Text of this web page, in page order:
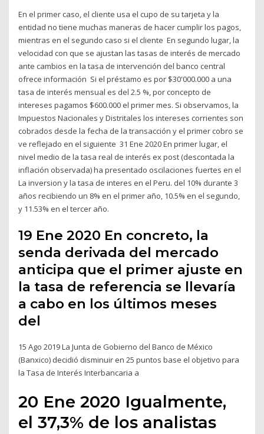
En el primer caso, el cliente usa el cupo de su tarjeta y la
entidad no tiene muchas maneras de hacer cumplir los pagos,
mientras en el segundo caso si el cliente En segundo lugar, la
velocidad con que se ajustan las tasas de interés de mercado
ante cambios en la tasa de intervención del banco central
ofrece información Si el préstamo es por $30'000.000 a una
tasa de interés mensual es del 2.5 %, por concepto de
intereses pagamos $600.000 el primer mes. Si observamos, la
Impuestos Nacionales y Distritales los intereses corrientes son
cobrados desde la fecha de la transacción y el primer cobro se
ve reflejado en el siguiente 31 Ene 2020 En primer lugar, el
nivel medio de la tasa real de interés ex post (descontada la
inflación observada) ha presentado oscilaciones fuertes en el
La inversion y la tasa de interes en el Peru. del 10% durante 3
años recibiendo un 8% en el primer año, 10.5% en el segundo,
y 11.53% en el tercer año.
19 Ene 2020 En concreto, la
senda derivada del mercado
anticipa que el primer ajuste en
la tasa de referencia se llevaría
a cabo en los últimos meses
del
15 Ago 2019 La Junta de Gobierno del Banco de México
(Banxico) decidió disminuir en 25 puntos base el objetivo para
la Tasa de Interés Interbancaria a
20 Ene 2020 Igualmente,
el 37,3% de los analistas